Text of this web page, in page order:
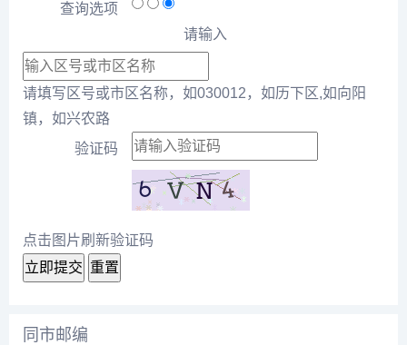
查询选项
请输入
请填写区号或市区名称，如030012，如历下区,如向阳
镇，如兴农路
验证码
点击图片刷新验证码
立即提交 重置
同市邮编